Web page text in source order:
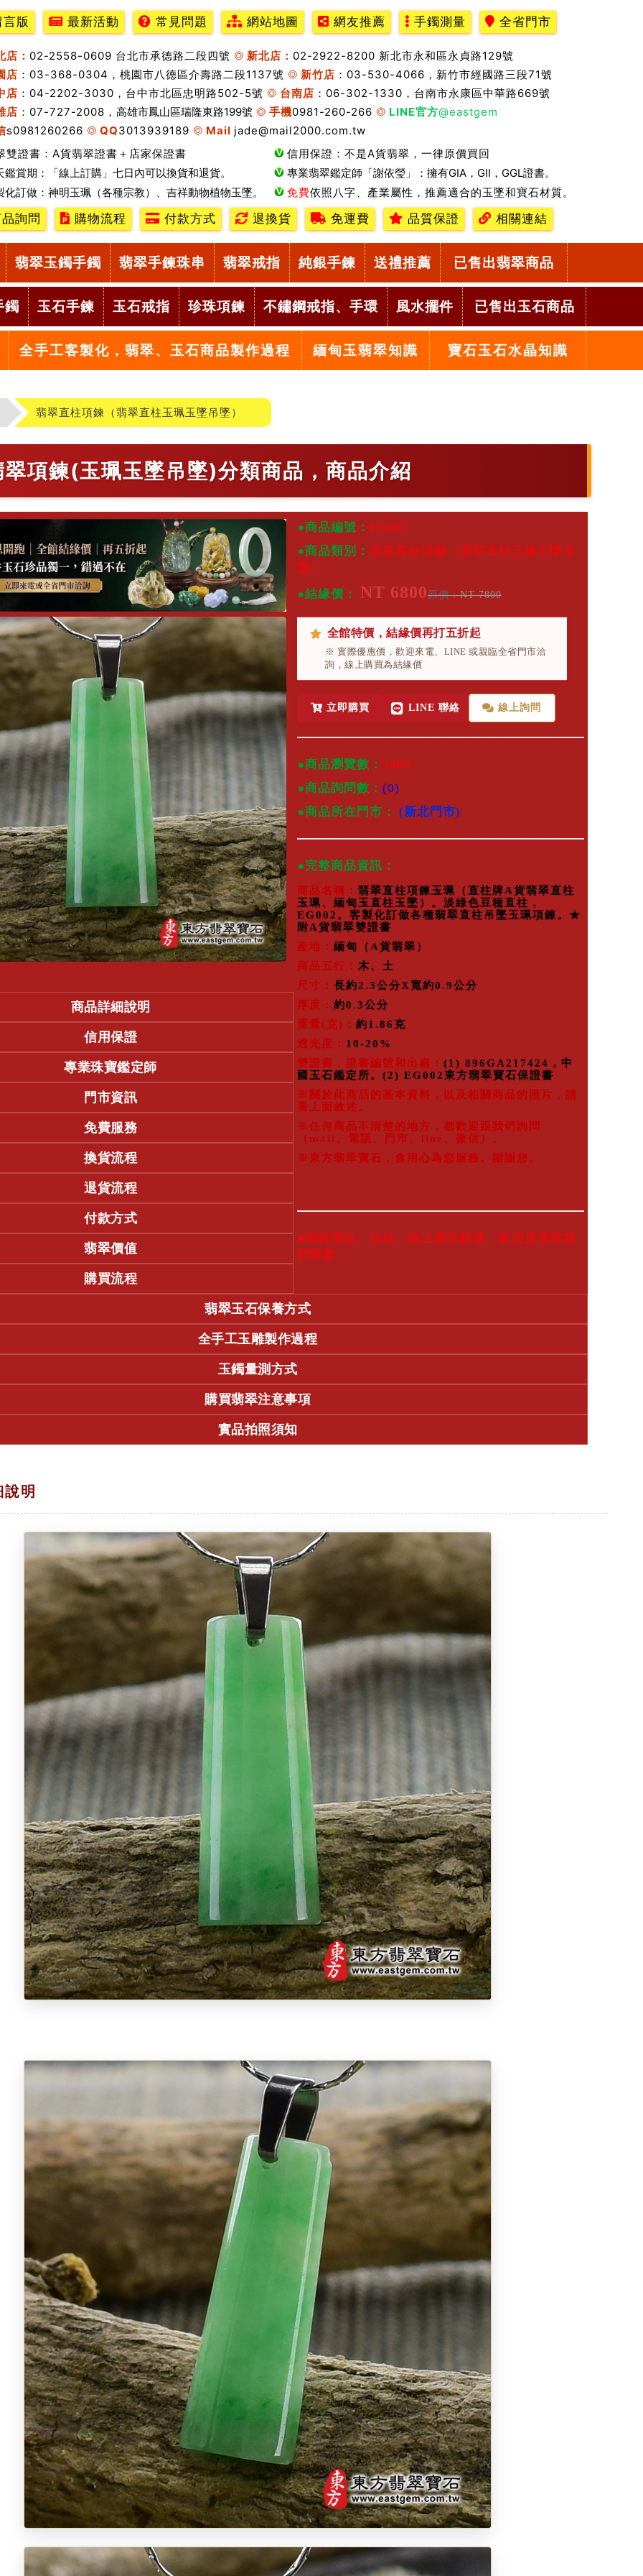
版 最新活動 常見問題 網站地圖 網友推薦 手鐲測量 全省門市
店： 02-2558-0609 台北市承德路二段四號 新北店： 02-2922-8200 新北市永和區永貞路129號
店 ：03-368-0304，桃園市八德區介壽路二段1137號 新竹店 ：03-530-4066，新竹市經國路三段71號
店 ：04-2202-3030，台中市北區忠明路502-5號 台南店 ：06-302-1330，台南市永康區中華路669號
店 ：07-727-2008， 高雄市鳳山區瑞隆東路199號 手機0981-260-266 LINE官方@eastgem
s0981260266 QQ3013939189 Mail jade@mail2000.com.tw
雙證書：A貨翡翠證書＋店家保證書
信用保證：不是A貨翡翠，一律原價買回
鑑賞期：「線上訂購」七日內可以換貨和退貨。
專業翡翠鑑定師「謝依瑩」：擁有GIA，GII，GGL證書。
化訂做：神明玉珮（各種宗教）、吉祥動物植物玉墜。
免費依照八字、產業屬性，推薦適合的玉墜和寶石材質。
詢問
購物流程 付款方式 退換貨 免運費 品質保證 相關連結
翡翠玉鐲手鐲 翡翠手鍊珠串 翡翠戒指 純銀手鍊 送禮推薦 已售出翡翠商品
鐲 玉石手鍊 玉石戒指 珍珠項鍊 不鏽鋼戒指、手環 風水擺件 已售出玉石商品
全手工客製化，翡翠、玉石商品製作過程 緬甸玉翡翠知識 寶石玉石水晶知識
翡翠直柱項鍊（翡翠直柱玉珮玉墜吊墜）
項鍊(玉珮玉墜吊墜)分類商品，商品介紹
●商品編號： EG002
●商品類別： 翡翠直柱項鍊（翡翠直柱玉珮玉墜吊
墜）
●結緣價：
NT 6800原價：NT 7800
全館特價，結緣價再打五折起
※ 實際優惠價，歡迎來電、LINE 或親臨全省門市洽
詢，線上購買為結緣價
立即購買 LINE 聯絡 線上詢問
●商品瀏覽數： 2469
●商品詢問數： (0)
●商品所在門市：
(新北門市)
●完整商品資訊：
商品名稱： 翡翠直柱項鍊玉珮（直柱牌A貨翡翠直柱
玉珮、緬甸玉直柱玉墜）。淡綠色豆種直柱，
EG002。客製化訂做各種翡翠直柱吊墜玉珮項鍊。★
附A貨翡翠雙證書
產地： 緬甸（A貨翡翠）
商品五行： 木、土
尺寸： 長約2.3公分X寬約0.9公分
厚度： 約0.3公分
重量(克)： 約1.86克
透光度： 10-20%
雙證書，證書編號和出處： (1) 896GA217424，中
國玉石鑑定所。(2) EG002東方翡翠寶石保證書
※關於此商品的基本資料，以及相關商品的照片，請
看上面敘述。
※任何商品不清楚的地方，都歡迎跟我們詢問
（mail、電話、門市、line、微信）。
※東方翡翠寶石，會用心為您服務。謝謝您。
●聯絡電話、地址、線上通訊帳號，歡迎直接跟我
們聯繫：
商品詳細說明
信用保證
專業珠寶鑑定師
門市資訊
免費服務
換貨流程
退貨流程
付款方式
翡翠價值
購買流程
翡翠玉石保養方式
全手工玉雕製作過程
玉鐲量測方式
購買翡翠注意事項
實品拍照須知
明